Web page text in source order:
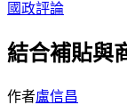
國政評論
結合補貼與
作者盧信昌